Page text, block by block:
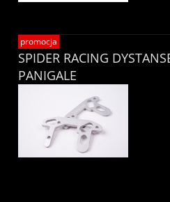
SPIDER RACING
PANIGALE
promocja